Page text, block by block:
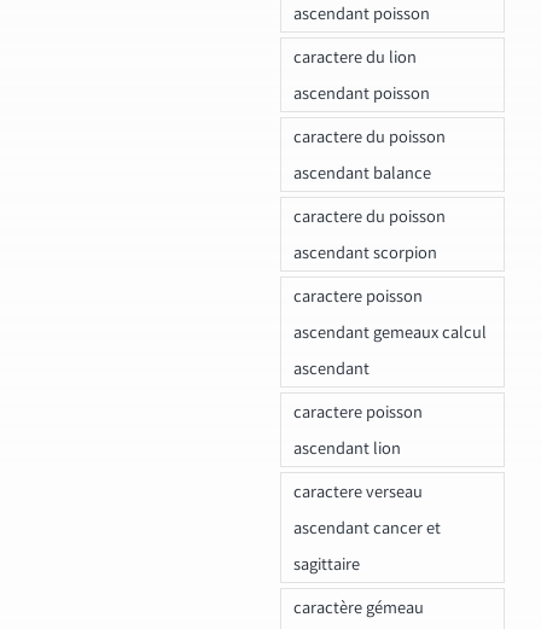
ascendant poisson
caractere du lion
ascendant poisson
caractere du poisson
ascendant balance
caractere du poisson
ascendant scorpion
caractere poisson
ascendant gemeaux calcul
ascendant
caractere poisson
ascendant lion
caractere verseau
ascendant cancer et
sagittaire
caractère gémeau